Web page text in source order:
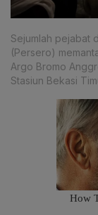
Sejumlah pejabat
(Persero)
Argo Bromo
Stasiun Bekasi